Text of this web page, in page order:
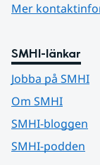
Mer
SMHI-länkar
Jobba på SMHI
Om SMHI
SMHI-bloggen
SMHI-podden